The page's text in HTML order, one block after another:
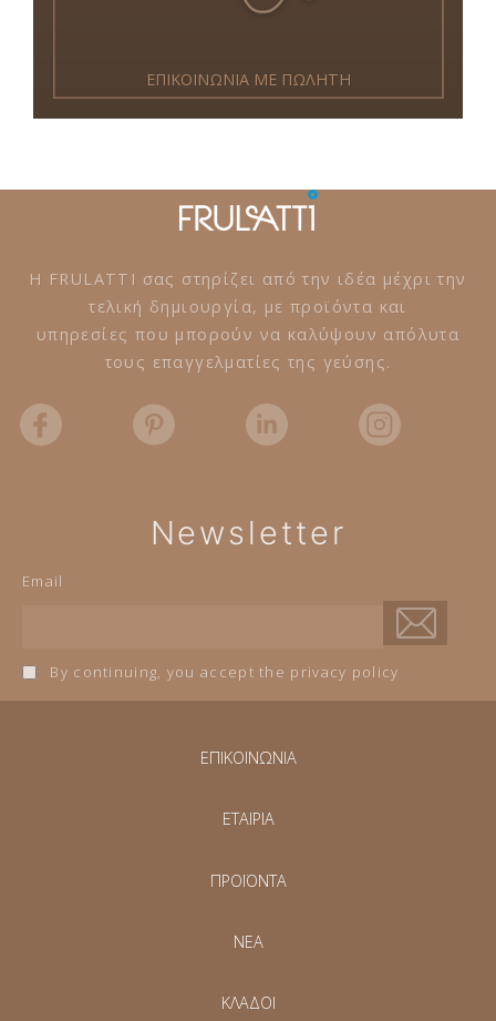
ΕΠΙΚΟΙΝΩΝΙΑ ΜΕ ΠΩΛΗΤΗ
Η FRULATTI σας στηρίζει από την ιδέα μέχρι την
τελική δημιουργία, με προϊόντα και
υπηρεσίες που μπορούν να καλύψουν απόλυτα
τους επαγγελματίες της γεύσης.
Newsletter
Email
By continuing, you accept the privacy policy
ΕΠΙΚΟΙΝΩΝΙΑ
ΕΤΑΙΡΙΑ
ΠΡΟΪΟΝΤΑ
NEA
ΚΛΑΔΟΙ